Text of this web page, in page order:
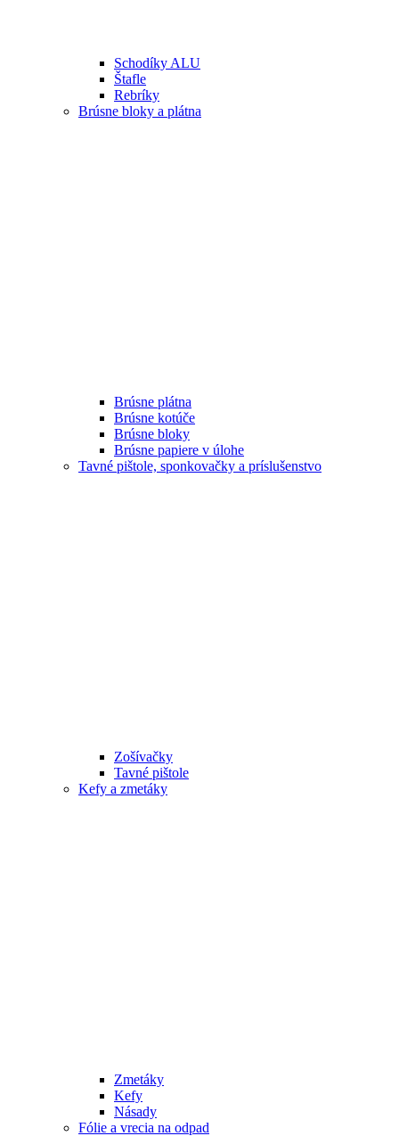
Schodíky ALU
Štafle
Rebríky
Brúsne bloky a plátna
Brúsne plátna
Brúsne kotúče
Brúsne bloky
Brúsne papiere v úlohe
Tavné pištole, sponkovačky a príslušenstvo
Zošívačky
Tavné pištole
Kefy a zmetáky
Zmetáky
Kefy
Násady
Fólie a vrecia na odpad